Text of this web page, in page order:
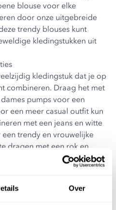
Over
blouse voor elke
door onze uitgebreide
trendy blouses kunt
kledingstukken uit
kledingstuk dat je op
combineren. Draag het met
dames pumps voor een
een meer casual outfit kun
met een jeans en witte
een trendy en vrouwelijke
dragen met een rok en
kwaliteitskleding niet duur
we ernaar om betaalbare